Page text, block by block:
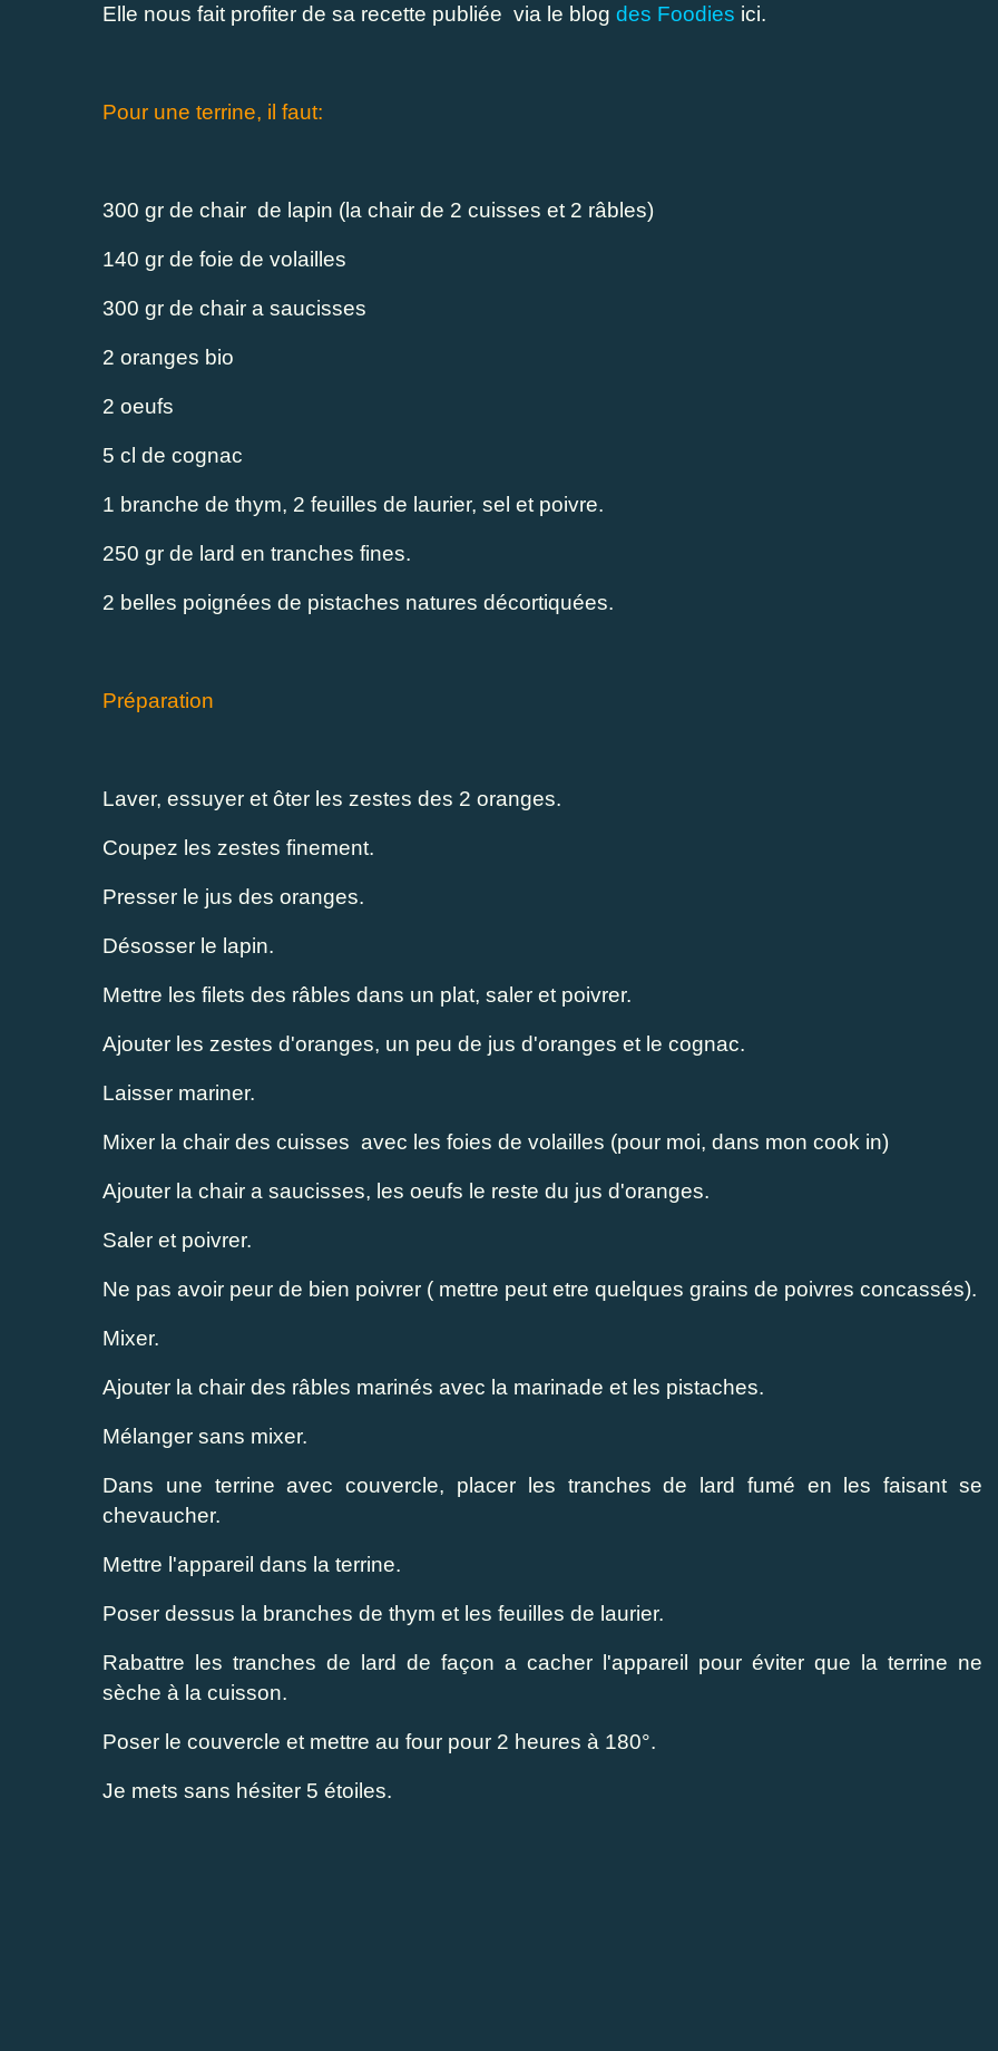
Elle nous fait profiter de sa recette publiée via le blog des Foodies ici.
Pour une terrine, il faut:
300 gr de chair de lapin (la chair de 2 cuisses et 2 râbles)
140 gr de foie de volailles
300 gr de chair a saucisses
2 oranges bio
2 oeufs
5 cl de cognac
1 branche de thym, 2 feuilles de laurier, sel et poivre.
250 gr de lard en tranches fines.
2 belles poignées de pistaches natures décortiquées.
Préparation
Laver, essuyer et ôter les zestes des 2 oranges.
Coupez les zestes finement.
Presser le jus des oranges.
Désosser le lapin.
Mettre les filets des râbles dans un plat, saler et poivrer.
Ajouter les zestes d'oranges, un peu de jus d'oranges et le cognac.
Laisser mariner.
Mixer la chair des cuisses avec les foies de volailles (pour moi, dans mon cook in)
Ajouter la chair a saucisses, les oeufs le reste du jus d'oranges.
Saler et poivrer.
Ne pas avoir peur de bien poivrer ( mettre peut etre quelques grains de poivres concassés).
Mixer.
Ajouter la chair des râbles marinés avec la marinade et les pistaches.
Mélanger sans mixer.
Dans une terrine avec couvercle, placer les tranches de lard fumé en les faisant se
chevaucher.
Mettre l'appareil dans la terrine.
Poser dessus la branches de thym et les feuilles de laurier.
Rabattre les tranches de lard de façon a cacher l'appareil pour éviter que la terrine ne
sèche à la cuisson.
Poser le couvercle et mettre au four pour 2 heures à 180°.
Je mets sans hésiter 5 étoiles.